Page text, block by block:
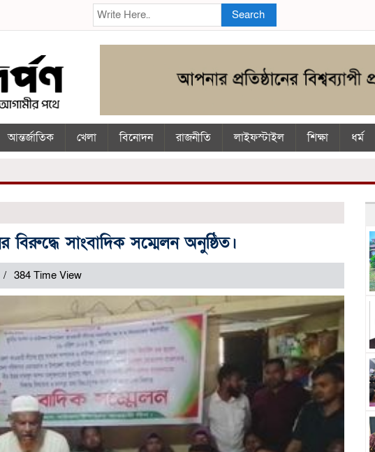
Search
আন্তর্জাতিক খেলা বিনোদন রাজনীতি লাইফস্টাইল শিক্ষা ধর্ম
বিরুদ্ধে সাংবাদিক সম্মেলন অনুষ্ঠিত।
384 Time View